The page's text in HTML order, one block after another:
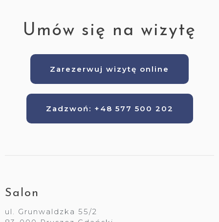
Umów się na wizytę
Zarezerwuj wizytę online
Zadzwoń: +48 577 500 202
Salon
ul. Grunwaldzka 55/2